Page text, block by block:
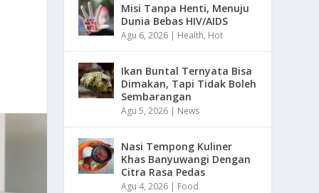
Misi Tanpa Henti, Menuju
Dunia Bebas HIV/AIDS
Agu 6, 2026 | Health, Hot
Ikan Buntal Ternyata Bisa
Dimakan, Tapi Tidak Boleh
Sembarangan
Agu 5, 2026 | News
Nasi Tempong Kuliner
Khas Banyuwangi Dengan
Citra Rasa Pedas
Agu 4, 2026 | Food